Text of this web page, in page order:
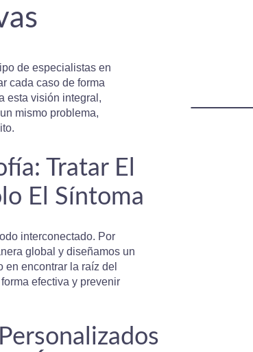
de especialistas en
cada caso de forma
esta visión integral,
mismo problema,
Tratar El
El Síntoma
interconectado. Por
global y diseñamos un
en encontrar la raíz del
efectiva y prevenir